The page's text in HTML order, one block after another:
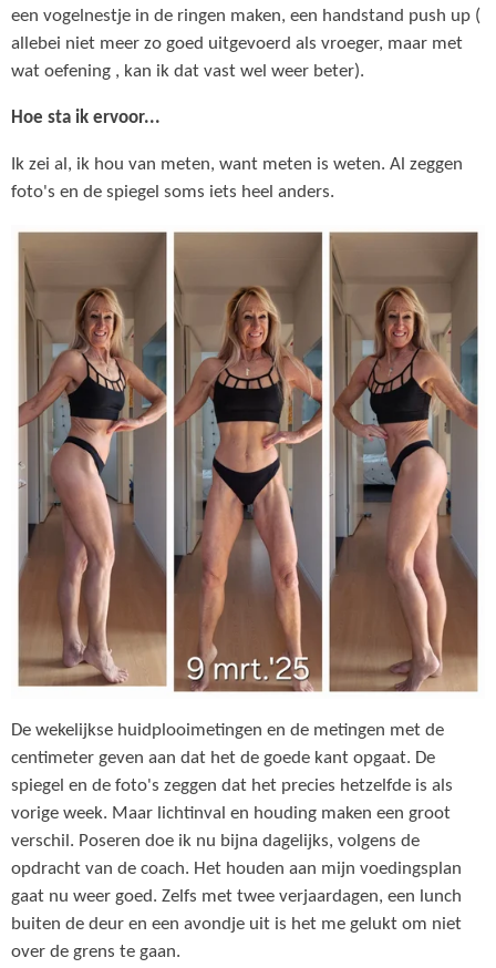
een vogelnestje in de ringen maken, een handstand push up (
allebei niet meer zo goed uitgevoerd als vroeger, maar met
wat oefening , kan ik dat vast wel weer beter).
Hoe sta ik ervoor...
Ik zei al, ik hou van meten, want meten is weten. Al zeggen
foto's en de spiegel soms iets heel anders.
De wekelijkse huidplooimetingen en de metingen met de
centimeter geven aan dat het de goede kant opgaat. De
spiegel en de foto's zeggen dat het precies hetzelfde is als
vorige week. Maar lichtinval en houding maken een groot
verschil. Poseren doe ik nu bijna dagelijks, volgens de
opdracht van de coach. Het houden aan mijn voedingsplan
gaat nu weer goed. Zelfs met twee verjaardagen, een lunch
buiten de deur en een avondje uit is het me gelukt om niet
over de grens te gaan.